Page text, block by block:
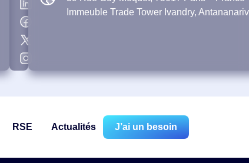
Immeuble Trade Tower Ivandry,
RSE Actualités J’ai un besoin